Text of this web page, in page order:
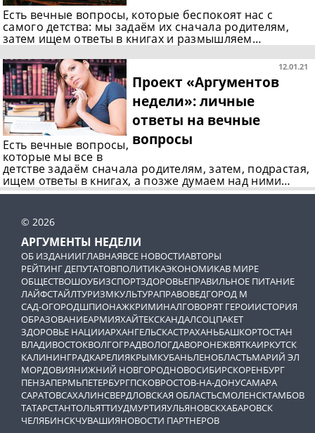
Есть вечные вопросы, которые беспокоят нас с
самого детства: мы задаём их сначала родителям,
затем ищем ответы в книгах и размышляем…
12.01.21
Проект «Аргументов
недели»: личные
ответы на вечные
вопросы
Есть вечные вопросы,
которые мы все в
детстве задаём сначала родителям, затем, подрастая,
ищем ответы в книгах, а позже думаем над ними…
© 2026
АРГУМЕНТЫ НЕДЕЛИ
ОБ ИЗДАНИИГЛАВНАЯВСЕ НОВОСТИАВТОРЫ
РЕЙТИНГ ДЕПУТАТОВПОЛИТИКАЭКОНОМИКАВ МИРЕ
ОБЩЕСТВОШОУБИЗСПОРТЗДОРОВЬЕПРАВИЛЬНОЕ ПИТАНИЕ
ЛАЙФСТАЙЛТУРИЗМКУЛЬТУРАПРАВОВЕДГОРОД М
САД-ОГОРОДШПИОНАЖКРИМИНАЛГОВОРЯТ ГЕРОИИСТОРИЯ
ОБРАЗОВАНИЕАРМИЯХАЙТЕКСКАНДАЛСОЦПАКЕТ
ЗДОРОВЬЕ НАЦИИАРХАНГЕЛЬСКАСТРАХАНЬБАШКОРТОСТАН
ВЛАДИВОСТОКВОЛГОГРАДВОЛОГДАВОРОНЕЖВЯТКАИРКУТСК
КАЛИНИНГРАДКАРЕЛИЯКРЫМКУБАНЬЛЕНОБЛАСТЬМАРИЙ ЭЛ
МОРДОВИЯНИЖНИЙ НОВГОРОДНОВОСИБИРСКОРЕНБУРГ
ПЕНЗАПЕРМЬПЕТЕРБУРГПСКОВРОСТОВ-НА-ДОНУСАМАРА
САРАТОВСАХАЛИНСВЕРДЛОВСКАЯ ОБЛАСТЬСМОЛЕНСКТАМБОВ
ТАТАРСТАНТОЛЬЯТТИУДМУРТИЯУЛЬЯНОВСКХАБАРОВСК
ЧЕЛЯБИНСКЧУВАШИЯНОВОСТИ ПАРТНЕРОВ